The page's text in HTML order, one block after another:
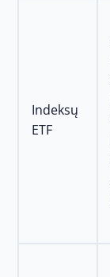
Indeksų
ETF